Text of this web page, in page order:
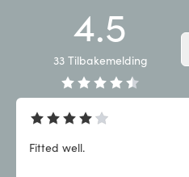
4.5
33 Tilbakemelding
Fitted well.